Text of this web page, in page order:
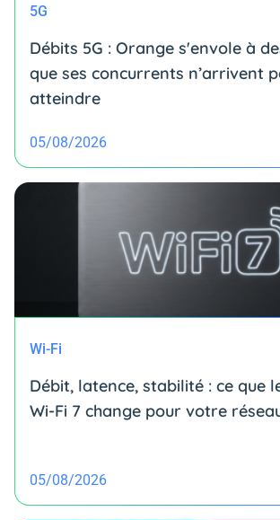
5G
Débits 5G : Orange s'envole à
que ses concurrents n’arrivent
atteindre
05/08/2026
Wi-Fi
Débit, latence, stabilité : ce que
Wi-Fi 7 change pour votre
05/08/2026